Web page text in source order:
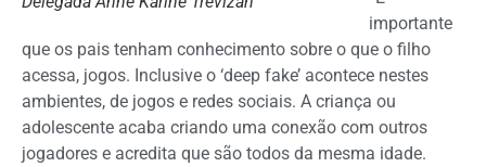
importante
que os pais tenham conhecimento sobre o que o filho
acessa, jogos. Inclusive o ‘deep fake’ acontece nestes
ambientes, de jogos e redes sociais. A criança ou
adolescente acaba criando uma conexão com outros
jogadores e acredita que são todos da mesma idade.